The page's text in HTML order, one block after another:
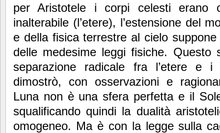
per Aristotele i corpi celesti erano
inalterabile (l’etere), l’estensione del
e della fisica terrestre al cielo
delle medesime leggi fisiche. Questo
separazione radicale fra l’etere e i
dimostrò, con osservazioni e
Luna non è una sfera perfetta e il
squalificando quindi la dualità
omogeneo. Ma è con la legge sulla